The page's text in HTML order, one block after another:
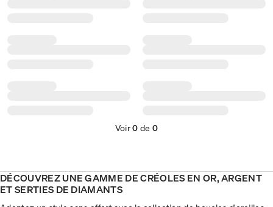
Voir0 de 0
DÉCOUVREZ UNE GAMME DE CRÉOLES EN OR, ARGENT
ET SERTIES DE DIAMANTS